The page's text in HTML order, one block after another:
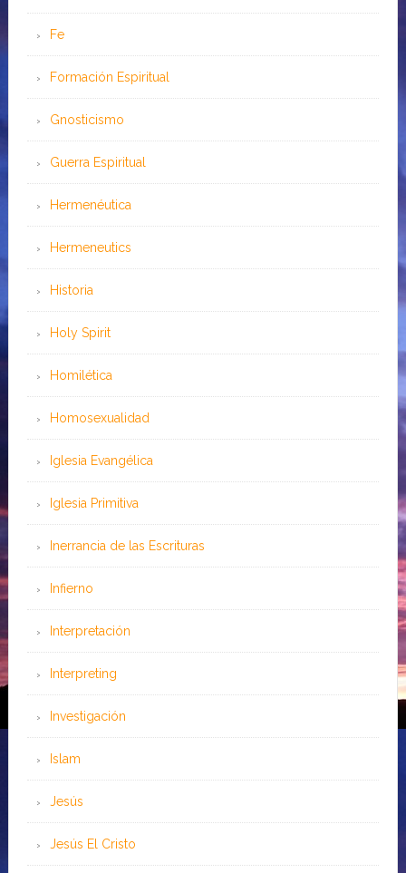
Fe
Formación Espiritual
Gnosticismo
Guerra Espiritual
Hermenéutica
Hermeneutics
Historia
Holy Spirit
Homilética
Homosexualidad
Iglesia Evangélica
Iglesia Primitiva
Inerrancia de las Escrituras
Infierno
Interpretación
Interpreting
Investigación
Islam
Jesús
Jesús El Cristo